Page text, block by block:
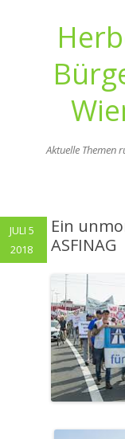
Aktuelle Themen
Ein
ASFINAG
JULI 5
2018